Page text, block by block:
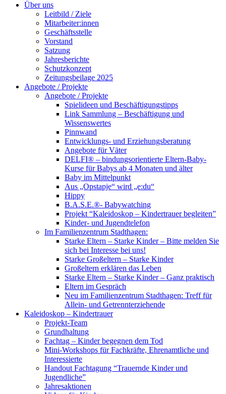
Über uns
Leitbild / Ziele
Mitarbeiter:innen
Geschäftsstelle
Vorstand
Satzung
Jahresberichte
Schutzkonzept
Zeitungsbeilage 2025
Angebote / Projekte
Angebote / Projekte
Spielideen und Beschäftigungstipps
Link Sammlung – Beschäftigung und
Wissenswertes
Pinnwand
Entwicklungs- und Erziehungsberatung
Angebote für Väter
DELFI® – bindungsorientierte Eltern-Baby-
Kurse für Babys ab 4 Monaten und älter
Baby im Mittelpunkt
Aus „Opstapje“ wird „e:du“
Hippy
B.A.S.E.®- Babywatching
Projekt “Kaleidoskop – Kindertrauer begleiten”
Kinder- und Jugendtelefon
Im Familienzentrum Stadthagen:
Starke Eltern – Starke Kinder – Bitte melden Sie
sich bei Interesse bei uns!
Starke Großeltern – Starke Kinder
Großeltern erklären das Leben
Starke Eltern – Starke Kinder – Ganz praktisch
Eltern im Gespräch
Neu im Familienzentrum Stadthagen: Treff für
Allein- und Getrennterziehende
Kaleidoskop – Kindertrauer
Projekt-Team
Grundhaltung
Fachtag – Kinder begegnen dem Tod
Mini-Workshops für Fachkräfte, Ehrenamtliche und
Interessierte
Handout Fachtagung “Trauernde Kinder und
Jugendliche”
Jahresaktionen